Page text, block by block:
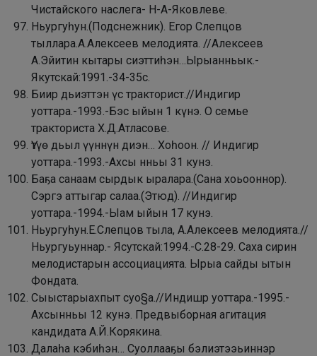
Чистайского наслега- Н-А-Яковлеве.
Ньургуһун.(Подснежник). Егор Слепцов
тыллара.А.Алексеев мелодията. //Алексеев
А.Эйитин кытары сиэттиһэн…Ырыанньык.-
Якутскай:1991.-34-35с.
Биир дьиэттэн үс тракторист.//Индигир
уоттара.-1993.-Бэс ыйын 1 күнэ. О семье
тракториста Х.Д.Атласове.
Үтүө дьыл үүннүн диэн… Xоһоон. // Индигир
уоттара.-1993.-Ахсы нньы 31 кунэ.
Баҕа санаам сырдык ыралара.(Сана хоьооннор).
Сэргэ аттыгар салаа.(Этюд). //Индигир
уоттара.-1994.-Ыам ыйын 17 кунэ.
Ньургуһун.Е.Слепцов тыла, А.Алексеев мелодията.//
Ньургуьуннар.- Ясутскай:1994.-С.28-29. Саха сирин
мелодистарын ассоциацията. Ырыа сайды ытын
Фондата.
Сыыстарыахпыт суо§а.//Индишр уоттара.-1995.-
Ахсынньы 12 кунэ. Предвыборная агитация
кандидата А.Й.Корякина.
Далаһа кэбиһэн… Суоллааҕы бэлиэтээьиннэр